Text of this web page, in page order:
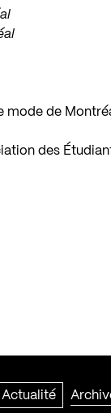
mode de
des
Actualité